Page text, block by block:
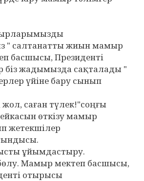
" салтанатты жиын мамыр
басшысы, Президенті
біз жадымызда сақталады "
үйіне бару сынып
жол, саған түлек!"соңғы
өткізу мамыр
жетекшілер
ұйымдастыру.
Мамыр мектеп басшысы,
отырысы